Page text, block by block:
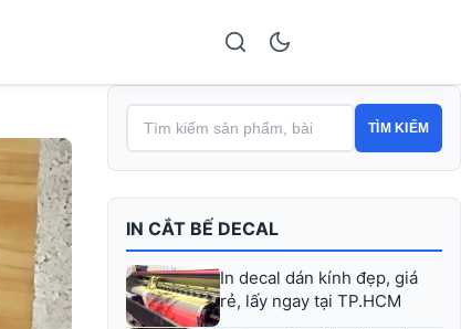
TÌM KIẾM
IN CẮT BẾ DECAL
In decal dán kính đẹp, giá
rẻ, lấy ngay tại TP.HCM